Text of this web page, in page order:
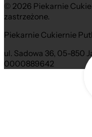
© 2026 Piekarnie
zastrzeżone.
Piekarnie Cukiernie
ul. Sadowa 36, 05-850
0000889642